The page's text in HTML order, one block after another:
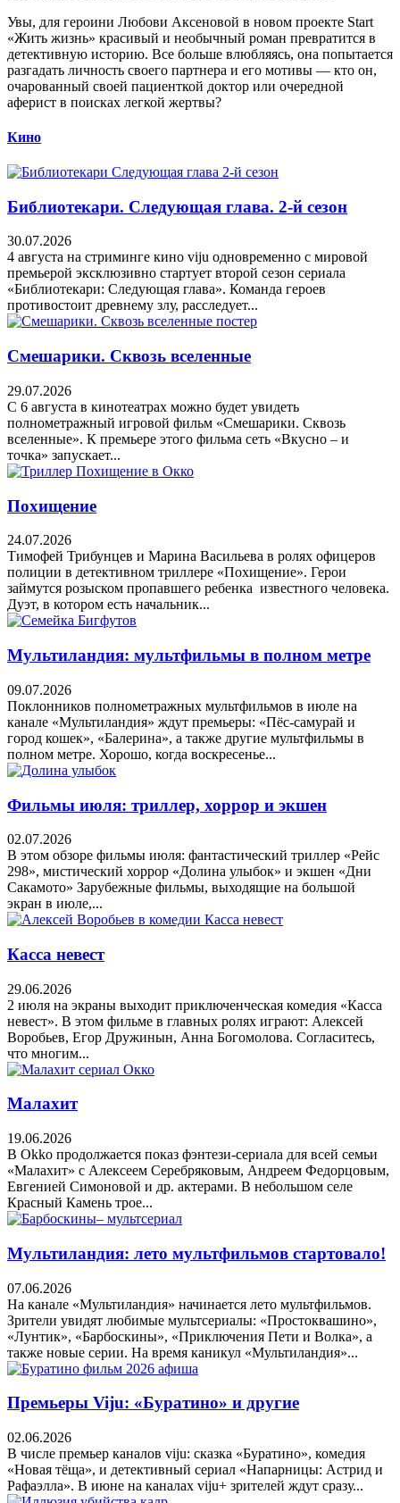
Увы, для героини Любови Аксеновой в новом проекте Start
«Жить жизнь» красивый и необычный роман превратится в
детективную историю. Все больше влюбляясь, она попытается
разгадать личность своего партнера и его мотивы — кто он,
очарованный своей пациенткой доктор или очередной
аферист в поисках легкой жертвы?
Кино
Библиотекари. Следующая глава. 2-й сезон
30.07.2026
4 августа на стриминге кино viju одновременно с мировой
премьерой эксклюзивно стартует второй сезон сериала
«Библиотекари: Следующая глава». Команда героев
противостоит древнему злу, расследует...
Смешарики. Сквозь вселенные
29.07.2026
С 6 августа в кинотеатрах можно будет увидеть
полнометражный игровой фильм «Смешарики. Сквозь
вселенные». К премьере этого фильма сеть «Вкусно – и
точка» запускает...
Похищение
24.07.2026
Тимофей Трибунцев и Марина Васильева в ролях офицеров
полиции в детективном триллере «Похищение». Герои
займутся розыском пропавшего ребенка известного человека.
Дуэт, в котором есть начальник...
Мультиландия: мультфильмы в полном метре
09.07.2026
Поклонников полнометражных мультфильмов в июле на
канале «Мультиландия» ждут премьеры: «Пёс-самурай и
город кошек», «Балерина», а также другие мультфильмы в
полном метре. Хорошо, когда воскресенье...
Фильмы июля: триллер, хоррор и экшен
02.07.2026
В этом обзоре фильмы июля: фантастический триллер «Рейс
298», мистический хоррор «Долина улыбок» и экшен «Дни
Сакамото» Зарубежные фильмы, выходящие на большой
экран в июле,...
Касса невест
29.06.2026
2 июля на экраны выходит приключенческая комедия «Касса
невест». В этом фильме в главных ролях играют: Алексей
Воробьев, Егор Дружинын, Анна Богомолова. Согласитесь,
что многим...
Малахит
19.06.2026
В Okko продолжается показ фэнтези-сериала для всей семьи
«Малахит» с Алексеем Серебряковым, Андреем Федорцовым,
Евгенией Симоновой и др. актерами. В небольшом селе
Красный Камень трое...
Мультиландия: лето мультфильмов стартовало!
07.06.2026
На канале «Мультиландия» начинается лето мультфильмов.
Зрители увидят любимые мультсериалы: «Простоквашино»,
«Лунтик», «Барбоскины», «Приключения Пети и Волка», а
также новые серии. На время каникул «Мультиландия»...
Премьеры Viju: «Буратино» и другие
02.06.2026
В числе премьер каналов viju: сказка «Буратино», комедия
«Новая тёща», и детективный сериал «Напарницы: Астрид и
Рафаэлла». В июне на каналах viju+ зрителей ждут сразу...